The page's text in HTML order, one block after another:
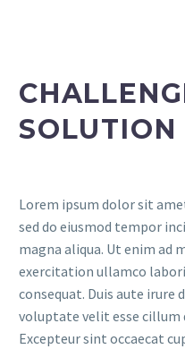
SOLUTION
Lorem ipsum dolor sit
sed do eiusmod tempor
magna aliqua. Ut enim ad
exercitation ullamco
consequat. Duis aute
voluptate velit esse cillum
Excepteur sint occaecat